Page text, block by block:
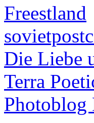
Freestland
Die Liebe
Terra
Photoblog